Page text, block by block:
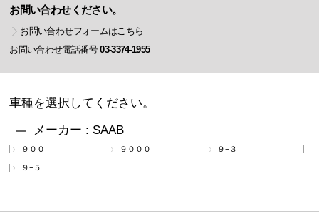
お問い合わせください。
お問い合わせフォームはこちら
お問い合わせ電話番号03-3374-1955
車種を選択してください。
メーカー : SAAB
９００ ９０００ ９−３
９−５